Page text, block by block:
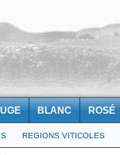
BLANC ROSÉ
REGIONS VITICOLES